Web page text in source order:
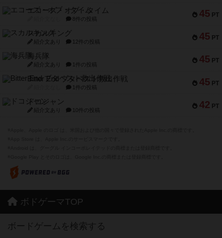
45 PT
エコーズ・オブ・タイム
8件の投稿
45 PT
スカルキング
紹介文あり 12件の投稿
45 PT
海兵隊
紹介文あり 1件の投稿
45 PT
Bitter End ブタペスト救出作戦
1件の投稿
42 PT
ドコジャン
紹介文あり 10件の投稿
ボドゲーマTOP
ボードゲームを検索する